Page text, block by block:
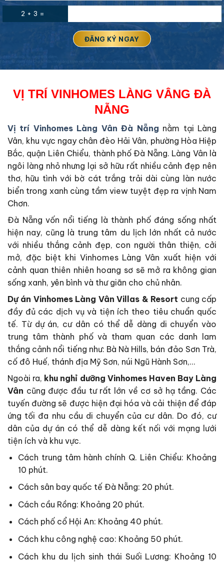
2 + 3 =
VỊ TRÍ VINHOMES LÀNG VÂNG ĐÀ
NẴNG
Vị trí Vinhomes Làng Vân Đà Nẵng nằm tại Làng
Vân, khu vực ngay chân đèo Hải Vân, phường Hòa Hiệp
Bắc, quận Liên Chiểu, thành phố Đà Nẵng. Làng Vân là
ngôi làng nhỏ nhưng lại sở hữu rất nhiều cảnh đẹp nên
thơ, hữu tình với bờ cát trắng trải dài cùng làn nước
biển trong xanh cùng tầm view tuyệt đẹp ra vịnh Nam
Chơn.
Đà Nẵng vốn nổi tiếng là thành phố đáng sống nhất
hiện nay, cũng là trung tâm du lịch lớn nhất cả nước
với nhiều thắng cảnh đẹp, con người thân thiện, cởi
mở, đặc biệt khi Vinhomes Làng Vân xuất hiện với
cảnh quan thiên nhiên hoang sơ sẽ mở ra không gian
sống xanh, yên bình và thư giãn cho chủ nhân.
Dự án Vinhomes Làng Vân Villas & Resort cung cấp
đầy đủ các dịch vụ và tiện ích theo tiêu chuẩn quốc
tế. Từ dự án, cư dân có thể dễ dàng di chuyển vào
trung tâm thành phố và tham quan các danh lam
thắng cảnh nổi tiếng như: Bà Nà Hills, bán đảo Sơn Trà,
cố đô Huế, thánh địa Mỹ Sơn, núi Ngũ Hành Sơn,…
Ngoài ra, khu nghỉ dưỡng Vinhomes Haven Bay Làng
Vân cũng được đầu tư rất lớn về cơ sở hạ tầng. Các
tuyến đường sẽ được hiện đại hóa và cải thiện để đáp
ứng tối đa nhu cầu di chuyển của cư dân. Do đó, cư
dân của dự án có thể dễ dàng kết nối với mạng lưới
tiện ích và khu vực.
Cách trung tâm hành chính Q. Liên Chiểu: Khoảng
10 phút.
Cách sân bay quốc tế Đà Nẵng: 20 phút.
Cách cầu Rồng: Khoảng 20 phút.
Cách phố cổ Hội An: Khoảng 40 phút.
Cách khu công nghệ cao: Khoảng 50 phút.
Cách khu du lịch sinh thái Suối Lương: Khoảng 10